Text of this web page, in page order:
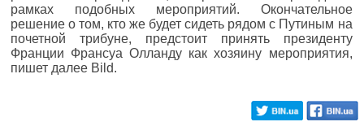
рамках подобных мероприятий. Окончательное
решение о том, кто же будет сидеть рядом с Путиным на
почетной трибуне, предстоит принять президенту
Франции Франсуа Олланду как хозяину мероприятия,
пишет далее Bild.